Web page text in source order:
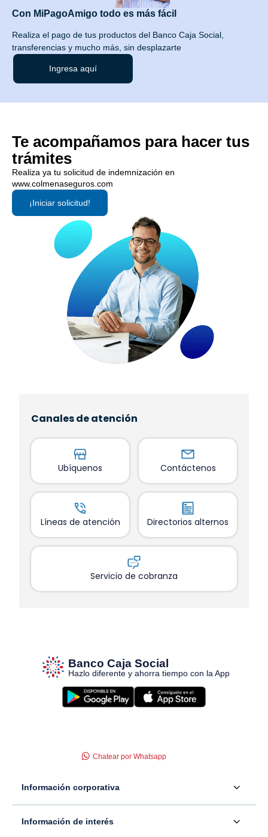
Con MiPagoAmigo todo es más fácil
Realiza el pago de tus productos del Banco Caja Social,
transferencias y mucho más, sin desplazarte
Ingresa aquí
Te acompañamos para hacer tus
trámites
Realiza ya tu solicitud de indemnización en
www.colmenaseguros.com
¡Iniciar solicitud!
Canales de atención
Ubíquenos Contáctenos
Líneas de atención Directorios alternos
Servicio de cobranza
Banco Caja Social
Hazlo diferente y ahorra tiempo con la App
Información corporativa
Información de interés
Chatear por Whatsapp